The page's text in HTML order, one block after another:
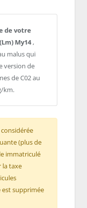
de votre
My14,
malus qui
version de
de C02 au
km.
(plus de
immatriculé
la taxe
supprimée